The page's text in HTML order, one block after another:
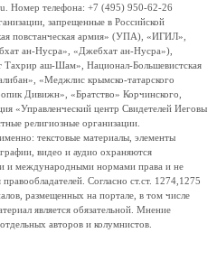
Номер телефона: +7 (495) 950-62-26
запрещенные в Российской
повстанческая армия» (УПА), «ИГИЛ»,
ан-Нусра», «Джебхат ан-Нусра»),
Тахрир аш-Шам», Национал-Большевистская
«Меджлис крымско-татарского
Дивижн», «Братство» Корчинского,
«Управленческий центр Свидетелей Иеговы
религиозные организации.
текстовые материалы, элементы
видео и аудио охраняются
и международными нормами права и не
Согласно ст.ст. 1274,1275
размещенных на портале, в том числе
является обязательной. Мнение
авторов и колумнистов.